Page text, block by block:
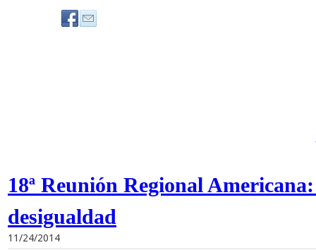
18ª Reunión Regional
desigualdad
11/24/2014